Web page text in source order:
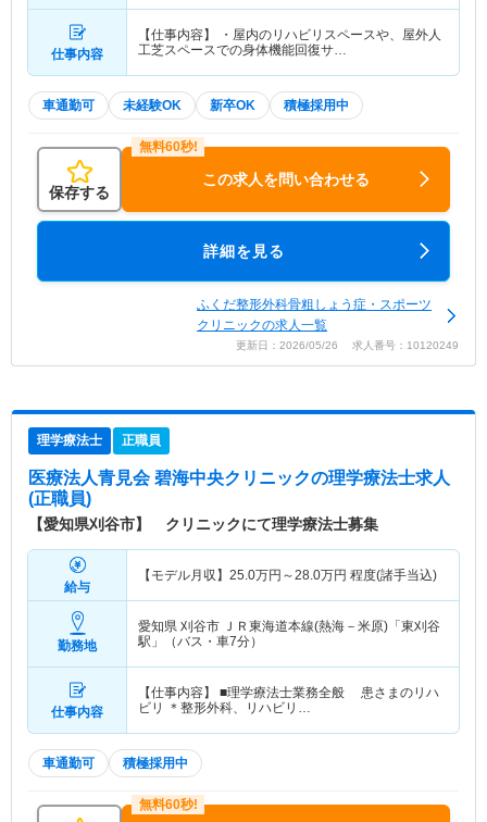
仕事内容
【仕事内容】 ・屋内のリハビリスペースや、屋外人
工芝スペースでの身体機能回復サ…
車通勤可 未経験OK 新卒OK 積極採用中
保存する
この求人を問い合わせる
詳細を見る
ふくだ整形外科骨粗しょう症・スポーツ
クリニックの求人一覧
更新日：2026/05/26 求人番号：10120249
理学療法士 正職員
医療法人青見会 碧海中央クリニックの理学療法士求人
(正職員)
【愛知県刈谷市】 クリニックにて理学療法士募集
給与
【モデル月収】 25.0万円～28.0万円 程度(諸手当込)
勤務地
愛知県 刈谷市 ＪＲ東海道本線(熱海－米原)「東刈谷
駅」（バス・車7分）
仕事内容
【仕事内容】 ■理学療法士業務全般 患さまのリハ
ビリ ＊整形外科、リハビリ…
車通勤可 積極採用中